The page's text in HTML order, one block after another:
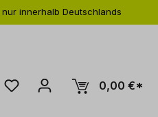
nur innerhalb Deutschlands
0,00 €*